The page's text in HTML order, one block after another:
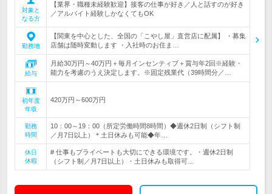
対象と
なる方
【業界・職種未経験歓迎】接客の仕事が好き／人と話すのが好き
／アルバイト経験しかなくてもOK
勤務地
【関東を中心とした、全国の「こやし屋」直営店に配属】 ・募集
店舗は随時変動します ・入社時のお住ま…
給与
月給30万円～40万円＋毎月インセンティブ＋賞与年2回※経験・
能力を考慮のうえ決定します。※固定残業代（39時間分／…
初年度
年収
420万円～600万円
勤務
時間
10：00～19：00（所定労働時間8時間）◆週休2日制（シフト制
／月7日以上）＊土日休みも可能◆年…
休日
休暇
# 仕事もプライベートも大切にできる環境です。・週休2日制
（シフト制／月7日以上）・土日休みも取得可…